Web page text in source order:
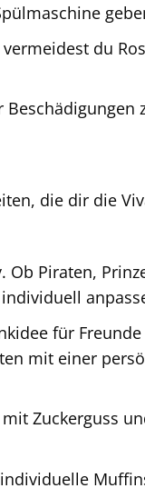
du
die dir die
Ob Piraten,
für
mit einer
Zuckerguss